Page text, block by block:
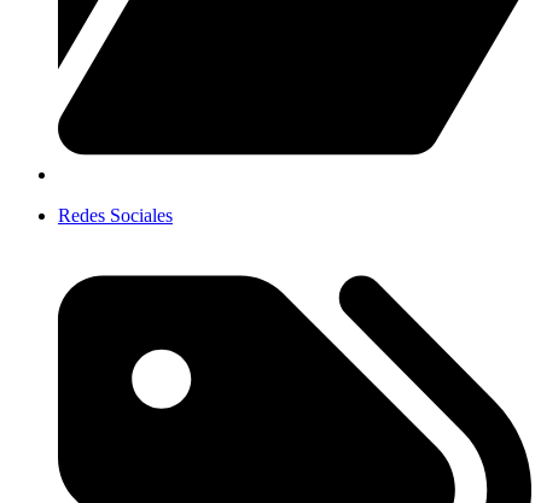
Redes Sociales